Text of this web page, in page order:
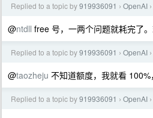
Replied to a topic by919936091 › OpenAI ›
@ntdll free 号，一两个问题就耗完了
Replied to a topic by919936091 › OpenAI ›
@taozheju 不知道额度，我就看
Replied to a topic by919936091 › OpenAI ›